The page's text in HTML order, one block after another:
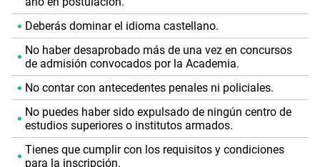
Deberás dominar el idioma castellano.
No haber desaprobado más de una vez en concursos
de admisión convocados por la Academia.
No contar con antecedentes penales ni policiales.
No puedes haber sido expulsado de ningún centro de
estudios superiores o institutos armados.
Tienes que cumplir con los requisitos y condiciones
para la inscripción.